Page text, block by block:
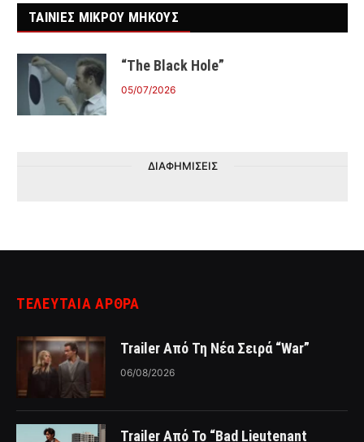
ΤΑΙΝΙΕΣ ΜΙΚΡΟΥ ΜΗΚΟΥΣ
“The Black Hole”
05/07/2026
ΔΙΑΦΗΜΙΣΕΙΣ
ΤΕΛΕΥΤΑΙΑ ΑΡΘΡΑ
Trailer Από Τη Νέα Σειρά “War”
06/08/2026
Trailer Από Το “Bad Lieutenant